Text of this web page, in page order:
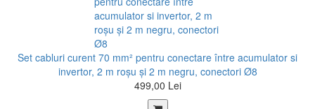
Set cabluri curent 70 mm² pentru conectare între acumulator si
invertor, 2 m roșu şi 2 m negru, conectori Ø8
499,00 Lei